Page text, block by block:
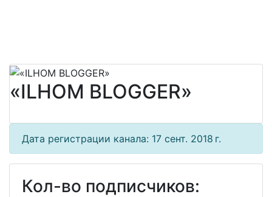
«ILHOM BLOGGER»
Дата регистрации канала: 17 сент. 2018 г.
Кол-во подписчиков: